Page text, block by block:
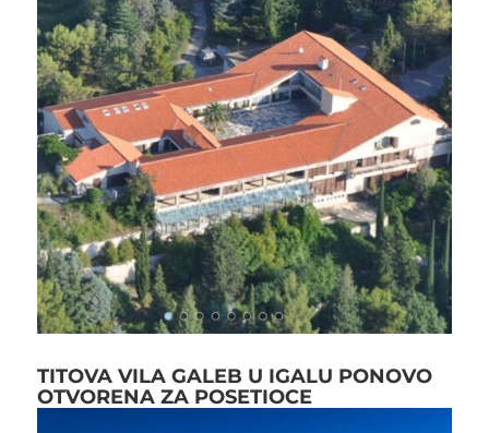
TITOVA VILA GALEB U IGALU PONOVO
OTVORENA ZA POSETIOCE